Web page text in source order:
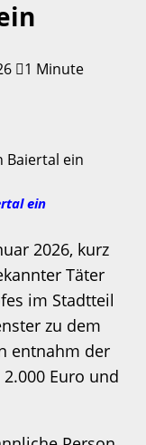
1 Minute
ein
2026, kurz
Täter
im Stadtteil
zu dem
entnahm der
Euro und